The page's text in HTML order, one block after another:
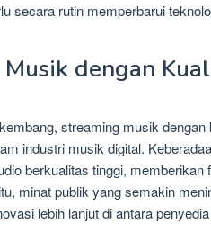
secara rutin memperbarui
dengan
streaming musik dengan
industri musik digital.
berkualitas tinggi, memberikan
minat publik yang semakin
lebih lanjut di antara